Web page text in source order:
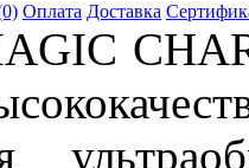
Оплата Доставка